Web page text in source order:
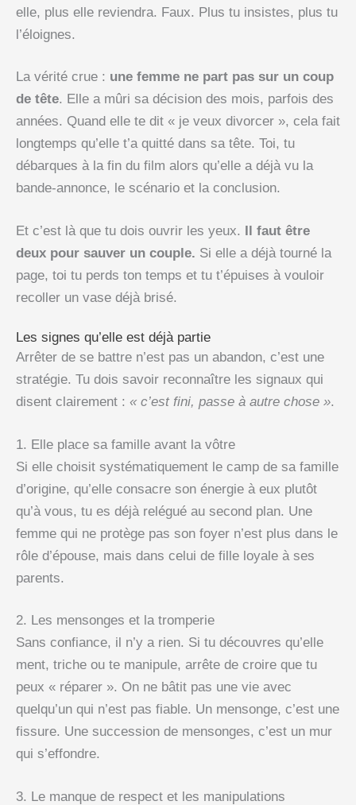
elle, plus elle reviendra. Faux. Plus tu insistes, plus tu
l’éloignes.
La vérité crue : une femme ne part pas sur un coup
de tête. Elle a mûri sa décision des mois, parfois des
années. Quand elle te dit « je veux divorcer », cela fait
longtemps qu’elle t’a quitté dans sa tête. Toi, tu
débarques à la fin du film alors qu’elle a déjà vu la
bande-annonce, le scénario et la conclusion.
Et c’est là que tu dois ouvrir les yeux. Il faut être
deux pour sauver un couple. Si elle a déjà tourné la
page, toi tu perds ton temps et tu t’épuises à vouloir
recoller un vase déjà brisé.
Les signes qu’elle est déjà partie
Arrêter de se battre n’est pas un abandon, c’est une
stratégie. Tu dois savoir reconnaître les signaux qui
disent clairement : « c’est fini, passe à autre chose ».
1. Elle place sa famille avant la vôtre
Si elle choisit systématiquement le camp de sa famille
d’origine, qu’elle consacre son énergie à eux plutôt
qu’à vous, tu es déjà relégué au second plan. Une
femme qui ne protège pas son foyer n’est plus dans le
rôle d’épouse, mais dans celui de fille loyale à ses
parents.
2. Les mensonges et la tromperie
Sans confiance, il n’y a rien. Si tu découvres qu’elle
ment, triche ou te manipule, arrête de croire que tu
peux « réparer ». On ne bâtit pas une vie avec
quelqu’un qui n’est pas fiable. Un mensonge, c’est une
fissure. Une succession de mensonges, c’est un mur
qui s’effondre.
3. Le manque de respect et les manipulations